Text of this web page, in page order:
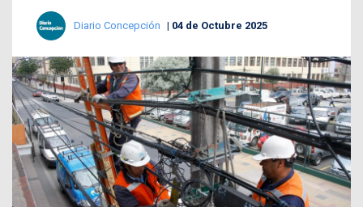
Diario Concepción 04 de Octubre 2025